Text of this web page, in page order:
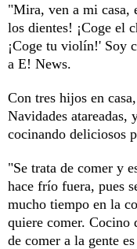
"Mira, ven a mi casa,
los dientes! ¡Coge el
¡Coge tu violín!' Soy
a E! News.
Con tres hijos en
Navidades atareadas,
cocinando deliciosos
"Se trata de comer y
hace frío fuera, pues
mucho tiempo en la
quiere comer. Cocino
de comer a la gente